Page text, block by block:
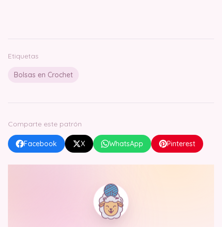
Etiquetas
Bolsas en Crochet
Comparte este patrón
Facebook X WhatsApp Pinterest